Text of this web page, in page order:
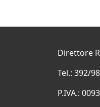
Direttore
Tel.: 392/
P.IVA.: